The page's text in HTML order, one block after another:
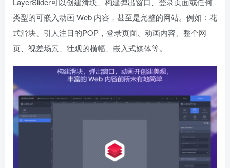
类型的可嵌入动画 Web 内容，甚至是完整的网站。例如：花
式滑块、引人注目的POP，登录页面、动画内容、整个网
页、视差场景、壮观的横幅、嵌入式媒体等。